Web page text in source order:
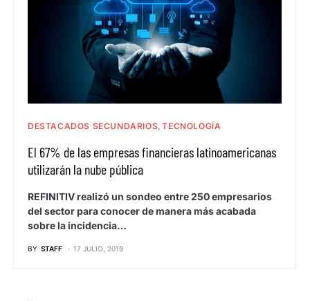
DESTACADOS SECUNDARIOS TECNOLOGÍA
El 67% de las empresas financieras latinoamericanas
utilizarán la nube pública
REFINITIV realizó un sondeo entre 250 empresarios
del sector para conocer de manera más acabada
sobre la incidencia…
BY STAFF 17 JULIO, 2019